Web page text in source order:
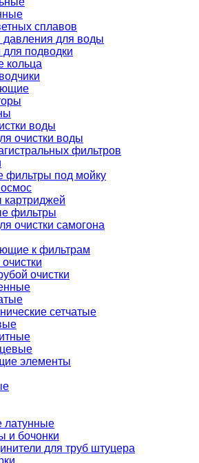
сплавов
давления для воды
для подводки
кольца
воды
очистки воды
фильтров
фильтры под мойку
картриджей
фильтры
очистки самогона
к фильтрам
очистки
сетчатые
элементы
латунные
и бочонки
для труб штуцера